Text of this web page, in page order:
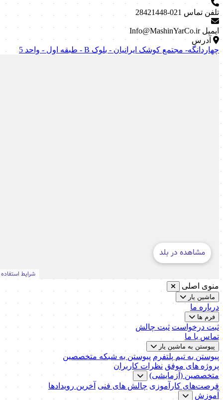
تلفن تماس 021-28421448
ایمیل Info@MashinYarCo.ir
آدرس
چهاردانگه- مجتمع کوشک ایرانیان - بلوک B - طبقه اول - واحد 5
منوی اصلی
ماشین یار
درباره ما
فرم ها
ثبت درخواست ثبت چالش
تماس با ما
پیوستن به ماشین یار
پیوستن به تیم پلتفرم پیوستن به شبکه متخصصین
پروژه های موفق نظرات کاربران
متخصصین (آزمایشی)
فرصت‌های کارآموزی چالش های فنی آخرین رویدادها
آموزش